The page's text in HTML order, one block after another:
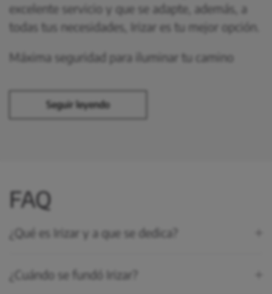
excelente servicio y que se adapte, además, a
todas tus necesidades, Irizar es tu mejor opción.
Máxima seguridad para iluminar tu camino
Seguir leyendo
FAQ
¿Qué es Irizar y a que se dedica?
¿Cuándo se fundó Irizar?